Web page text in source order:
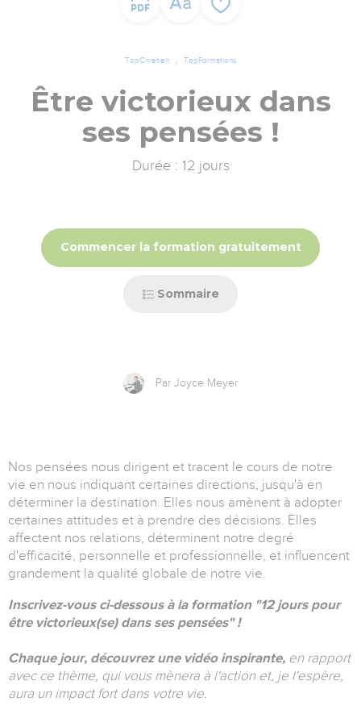
TopChrétien TopFormations
Être victorieux dans
ses pensées !
Durée : 12 jours
Commencer la formation gratuitement
Sommaire
Par Joyce Meyer
Nos pensées nous dirigent et tracent le cours de notre
vie en nous indiquant certaines directions, jusqu'à en
déterminer la destination. Elles nous amènent à adopter
certaines attitudes et à prendre des décisions. Elles
affectent nos relations, déterminent notre degré
d'efficacité, personnelle et professionnelle, et influencent
grandement la qualité globale de notre vie.
Inscrivez-vous ci-dessous à la formation "12 jours pour
être victorieux(se) dans ses pensées" !
Chaque jour, découvrez une vidéo inspirante, en rapport
avec ce thème, qui vous mènera à l'action et, je l'espère,
aura un impact fort dans votre vie.